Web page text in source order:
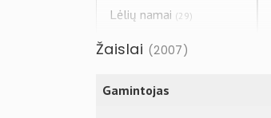
Lėlių namai (29)
Nerf ginklai (16)
Konstruktoriai, kaladėlės
Žaislai (2007)
Gamintojas